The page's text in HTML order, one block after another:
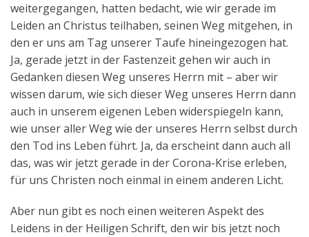
weitergegangen, hatten bedacht, wie wir gerade im
Leiden an Christus teilhaben, seinen Weg mitgehen, in
den er uns am Tag unserer Taufe hineingezogen hat.
Ja, gerade jetzt in der Fastenzeit gehen wir auch in
Gedanken diesen Weg unseres Herrn mit – aber wir
wissen darum, wie sich dieser Weg unseres Herrn dann
auch in unserem eigenen Leben widerspiegeln kann,
wie unser aller Weg wie der unseres Herrn selbst durch
den Tod ins Leben führt. Ja, da erscheint dann auch all
das, was wir jetzt gerade in der Corona-Krise erleben,
für uns Christen noch einmal in einem anderen Licht.
Aber nun gibt es noch einen weiteren Aspekt des
Leidens in der Heiligen Schrift, den wir bis jetzt noch